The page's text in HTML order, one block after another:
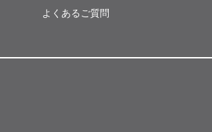
よくあるご質問